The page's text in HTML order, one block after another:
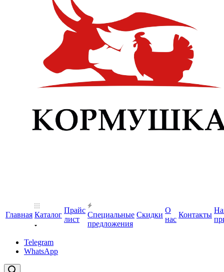
Главная Каталог
Прайс
лист
Специальные
предложения
Скидки
О
нас
Контакты
Telegram
WhatsApp